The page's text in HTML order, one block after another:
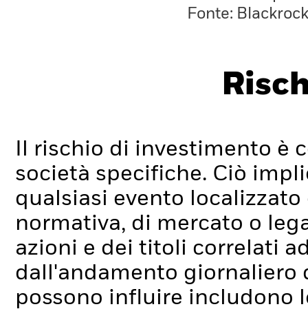
Fonte: Blackrock
Il rischio di investimento è
società specifiche. Ciò
qualsiasi evento
normativa, di mercato o
azioni e dei titoli correlati
dall'andamento giornaliero
possono influire includono